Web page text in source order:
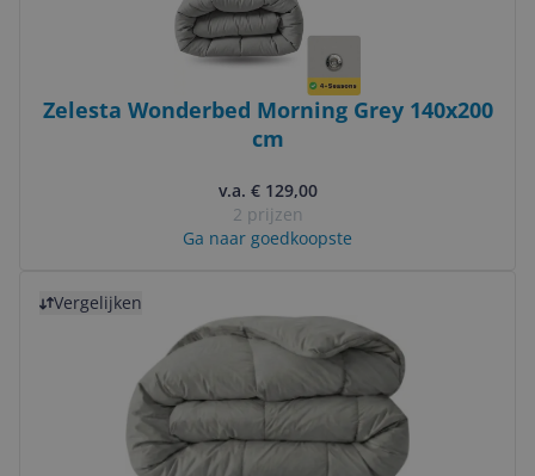
Zelesta Wonderbed Morning Grey 140x200
cm
v.a. € 129,00
2 prijzen
Ga naar goedkoopste
Vergelijken